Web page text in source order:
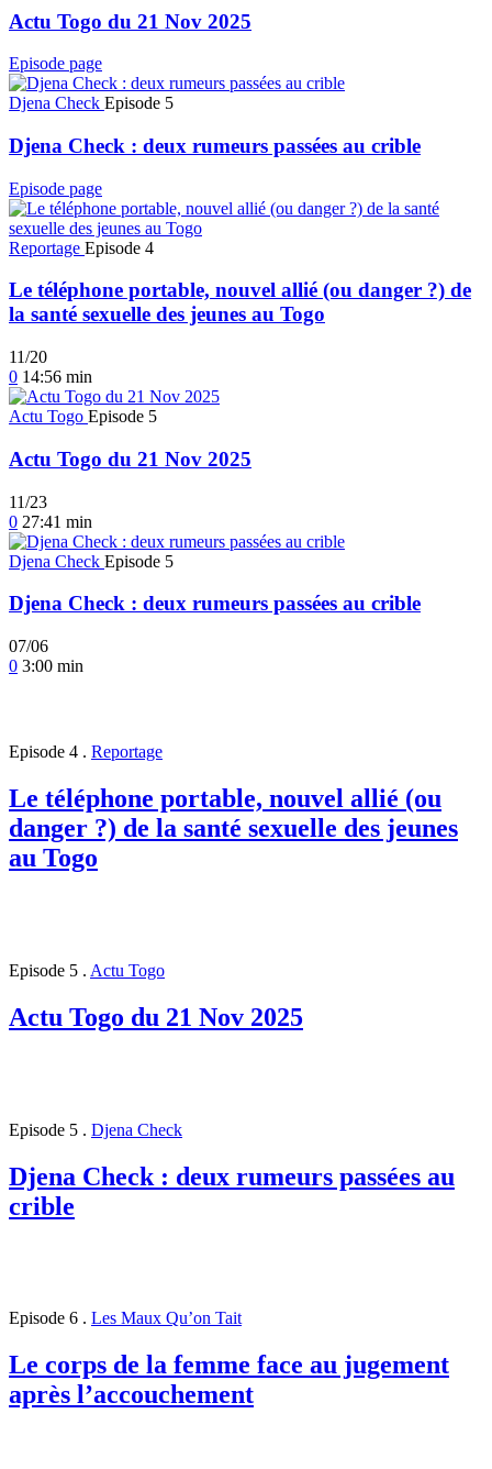
Actu Togo du 21 Nov 2025
Episode page
Djena Check Episode 5
Djena Check : deux rumeurs passées au crible
Episode page
Reportage Episode 4
Le téléphone portable, nouvel allié (ou danger ?) de
la santé sexuelle des jeunes au Togo
11/20
0 14:56 min
Actu Togo Episode 5
Actu Togo du 21 Nov 2025
11/23
0 27:41 min
Djena Check Episode 5
Djena Check : deux rumeurs passées au crible
07/06
0 3:00 min
Episode 4 . Reportage
Le téléphone portable, nouvel allié (ou
danger ?) de la santé sexuelle des jeunes
au Togo
Episode 5 . Actu Togo
Actu Togo du 21 Nov 2025
Episode 5 . Djena Check
Djena Check : deux rumeurs passées au
crible
Episode 6 . Les Maux Qu’on Tait
Le corps de la femme face au jugement
après l’accouchement